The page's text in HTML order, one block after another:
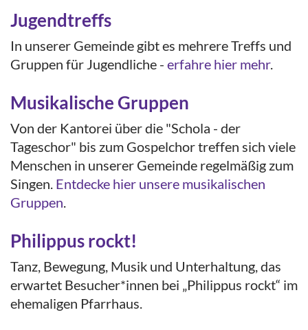
Jugendtreffs
In unserer Gemeinde gibt es mehrere Treffs und
Gruppen für Jugendliche - erfahre hier mehr.
Musikalische Gruppen
Von der Kantorei über die "Schola - der
Tageschor" bis zum Gospelchor treffen sich viele
Menschen in unserer Gemeinde regelmäßig zum
Singen. Entdecke hier unsere musikalischen
Gruppen.
Philippus rockt!
Tanz, Bewegung, Musik und Unterhaltung, das
erwartet Besucher*innen bei „Philippus rockt“ im
ehemaligen Pfarrhaus.